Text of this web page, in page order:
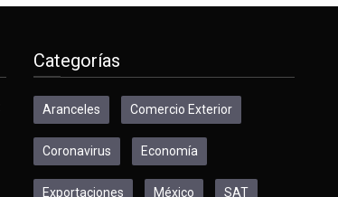
Categorías
Aranceles Comercio Exterior
Coronavirus Economía
Exportaciones México SAT